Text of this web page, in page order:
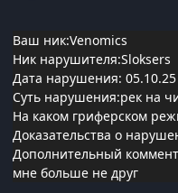
Ваш ник:Venomics
Ник нарушителя:Sloksers
Дата нарушения: 05.10.25
Суть нарушения:рек на
На каком гриферском
Доказательства о
Дополнительный
мне больше не друг